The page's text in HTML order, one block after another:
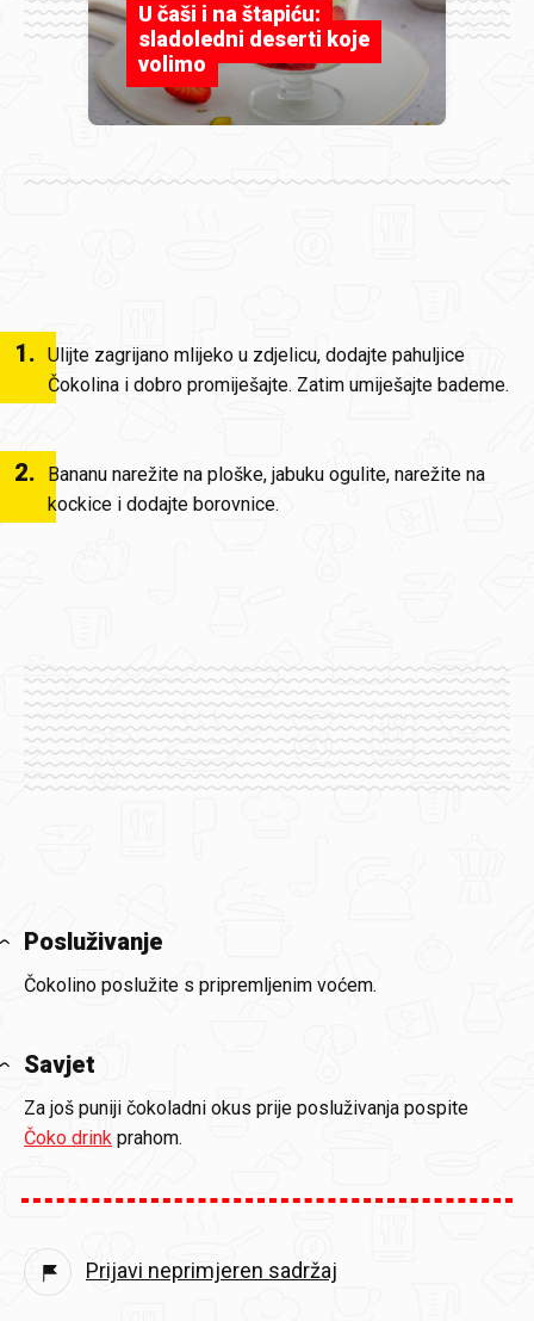
U čaši i na štapiću:
sladoledni deserti koje
volimo
1. Ulijte zagrijano mlijeko u zdjelicu, dodajte pahuljice
Čokolina i dobro promiješajte. Zatim umiješajte bademe.
2.
Bananu narežite na ploške, jabuku ogulite, narežite na
kockice i dodajte borovnice.
Posluživanje
Čokolino poslužite s pripremljenim voćem.
Savjet
Za još puniji čokoladni okus prije posluživanja pospite
Čoko drink prahom.
Prijavi neprimjeren sadržaj